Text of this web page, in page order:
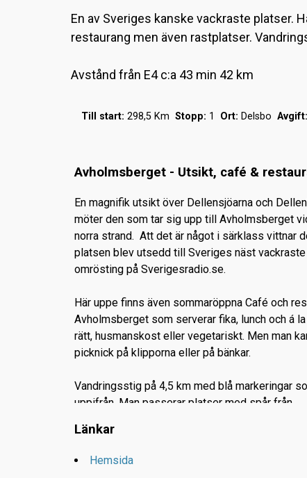
En av Sveriges kanske vackraste platser.
restaurang men även rastplatser.
Avstånd från E4 c:a 43 min 42 km
Till start: 298,5 Km Stopp: 1 Ort: Delsbo Avgift:
Avholmsberget - Utsikt, café &
En magnifik utsikt över Dellensjöarna och
möter den som tar sig upp till Avholmsberget
norra strand. Att det är något i särklass vittnar
platsen blev utsedd till Sveriges näst
omrösting på Sverigesradio.se.
Här uppe finns även sommaröppna Café och
Avholmsberget som serverar fika, lunch och á
rätt, husmanskost eller vegetariskt. Men man
picknick på klipporna eller på bänkar.
Vandringsstig på 4,5 km med blå markeringar
uppifrån. Man passerar platser med spår från
Länkar
Hemsida